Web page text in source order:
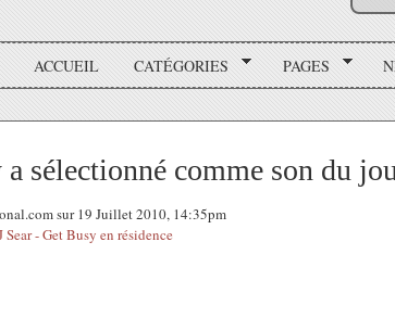
ACCUEIL CATÉGORIES PAGES
sélectionné comme son du
sur 19 Juillet 2010, 14:35pm
- Get Busy en résidence